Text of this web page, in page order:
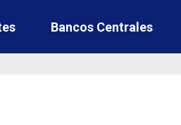
Bancos Centrales